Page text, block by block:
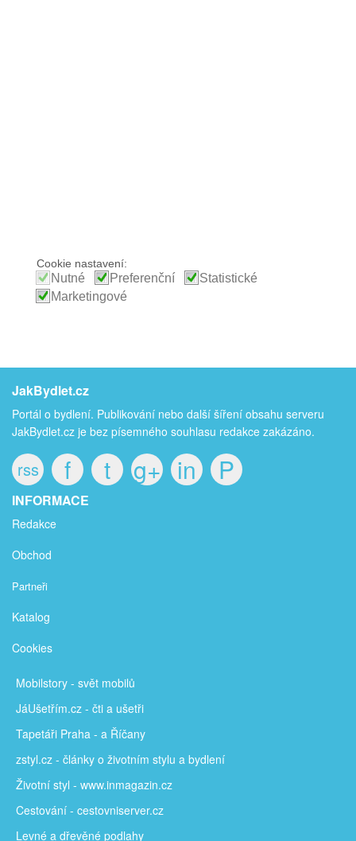
JakBydlet.cz
Portál o bydlení. Publikování nebo další šíření obsahu serveru
JakBydlet.cz je bez písemného souhlasu redakce zakázáno.
rss f t g+ in P
INFORMACE
Redakce
Obchod
Partneři
Katalog
Cookies
Mobilstory - svět mobilů
JáUšetřím.cz - čti a ušetři
Tapetáři Praha - a Říčany
zstyl.cz - články o životním stylu a bydlení
Životní styl - www.inmagazin.cz
Cestování - cestovniserver.cz
Levné a dřevěné podlahy
Cookie nastavení:
Nutné Preferenční
Statistické
Marketingové